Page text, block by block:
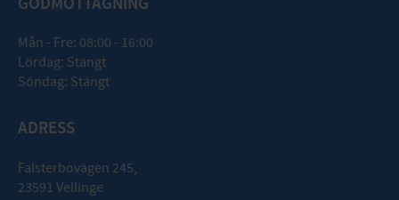
Mån - Fre: 08:00 - 16:00
Lördag: Stängt
Söndag: Stängt
ADRESS
Falsterbovägen 245,
23591 Vellinge